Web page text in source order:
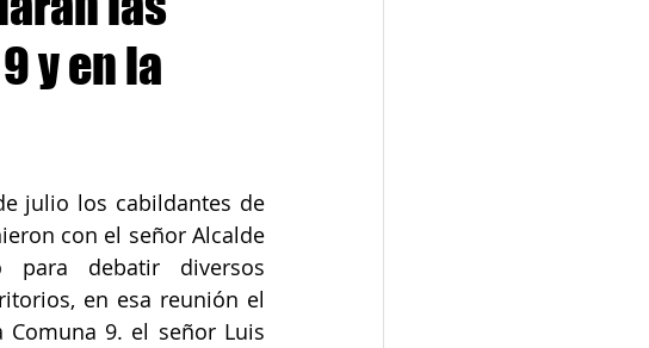
y en la
julio los cabildantes de
con el señor Alcalde
para debatir diversos
en esa reunión el
9. el señor Luis